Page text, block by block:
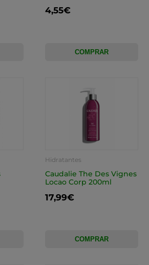
4,55€
COMPRAR
Hidratantes
Caudalie The Des Vignes
Locao Corp 200ml
17,99€
COMPRAR